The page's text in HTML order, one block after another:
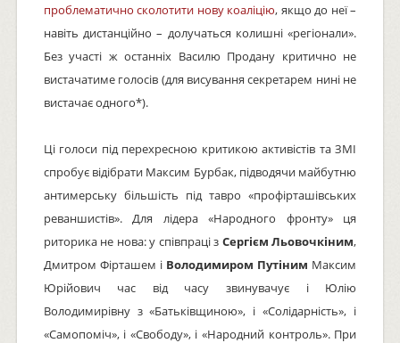
проблематично сколотити нову коаліцію, якщо до неї –
навіть дистанційно – долучаться колишні «регіонали».
Без участі ж останніх Василю Продану критично не
вистачатиме голосів (для висування секретарем нині не
вистачає одного*).
Ці голоси під перехресною критикою активістів та ЗМІ
спробує відібрати Максим Бурбак, підводячи майбутню
антимерську більшість під тавро «профірташівських
реваншистів». Для лідера «Народного фронту» ця
риторика не нова: у співпраці з Сергієм Льовочкіним,
Дмитром Фірташем і Володимиром Путіним Максим
Юрійович час від часу звинувачує і Юлію
Володимирівну з «Батьківщиною», і «Солідарність», і
«Самопоміч», і «Свободу», і «Народний контроль». При